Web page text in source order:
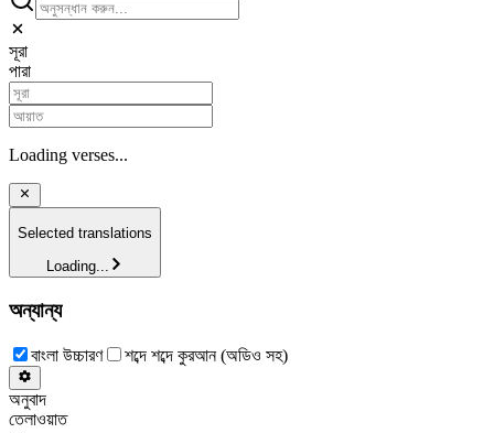
সূরা
পারা
Loading verses...
Selected translations
Loading...
অন্যান্য
বাংলা উচ্চারণ শব্দে শব্দে কুরআন (অডিও সহ)
অনুবাদ
তেলাওয়াত